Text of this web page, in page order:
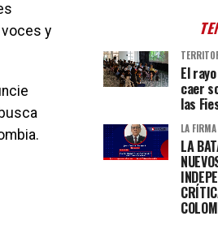
y
El
caer
las
LA FIRMA
LA